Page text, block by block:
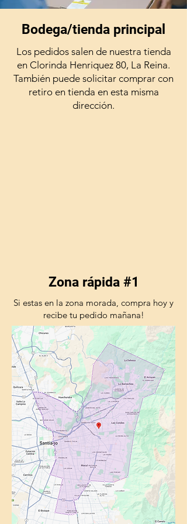
Bodega/tienda principal
Los pedidos salen de nuestra tienda
en Clorinda Henriquez 80, La Reina.
También puede solicitar comprar con
retiro en tienda en esta misma
dirección.
Zona rápida #1
Si estas en la zona morada, compra hoy y
recibe tu pedido mañana!